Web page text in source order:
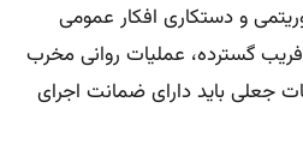
و دستکاری افکار عمومی
فریب گسترده، عملیات روانی مخرب
جعلی باید دارای ضمانت اجرای